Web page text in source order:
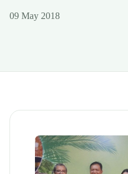
09 May 2018